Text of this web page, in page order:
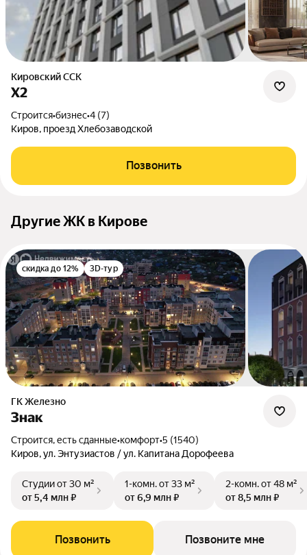
Кировский ССК
Х2
Строится•бизнес•4 (7)
Киров, проезд Хлебозаводской
Позвонить
Другие ЖК в Кирове
скидка до 12% 3D-тур
ГК Железно
Знак
Строится, есть сданные•комфорт•5 (1540)
Киров, ул. Энтузиастов / ул. Капитана Дорофеева
Студииот 30 м²
от 5,4 млн ₽
1-комн.от 33 м²
от 6,9 млн ₽
2-комн.от 48 м²
от 8,5 млн ₽
Позвонить Позвоните мне